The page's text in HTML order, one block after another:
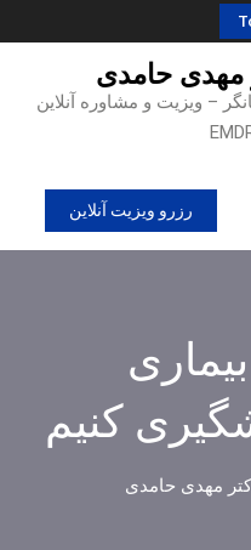
مهدی حامدی
– ویزیت و مشاوره آنلاین
رزرو ویزیت آنلاین
کنیم
مهدی حامدی